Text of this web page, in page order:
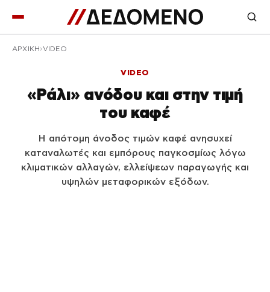
ΑΡΧΙΚΉ VIDEO
VIDEO
«Ράλι» ανόδου και στην τιμή
του καφέ
Η απότομη άνοδος τιμών καφέ ανησυχεί
καταναλωτές και εμπόρους παγκοσμίως λόγω
κλιματικών αλλαγών, ελλείψεων παραγωγής και
υψηλών μεταφορικών εξόδων.